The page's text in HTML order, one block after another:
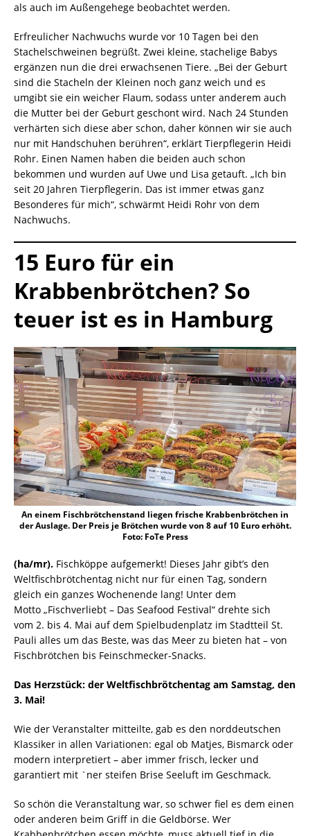
als auch im Außengehege beobachtet werden.
Erfreulicher Nachwuchs wurde vor 10 Tagen bei den
Stachelschweinen begrüßt. Zwei kleine, stachelige Babys
ergänzen nun die drei erwachsenen Tiere. „Bei der Geburt
sind die Stacheln der Kleinen noch ganz weich und es
umgibt sie ein weicher Flaum, sodass unter anderem auch
die Mutter bei der Geburt geschont wird. Nach 24 Stunden
verhärten sich diese aber schon, daher können wir sie auch
nur mit Handschuhen berühren“, erklärt Tierpflegerin Heidi
Rohr. Einen Namen haben die beiden auch schon
bekommen und wurden auf Uwe und Lisa getauft. „Ich bin
seit 20 Jahren Tierpflegerin. Das ist immer etwas ganz
Besonderes für mich“, schwärmt Heidi Rohr von dem
Nachwuchs.
15 Euro für ein
Krabbenbrötchen? So
teuer ist es in Hamburg
An einem Fischbrötchenstand liegen frische Krabbenbrötchen in
der Auslage. Der Preis je Brötchen wurde von 8 auf 10 Euro erhöht.
Foto: FoTe Press
(ha/mr). Fischköppe aufgemerkt! Dieses Jahr gibt’s den
Weltfischbrötchentag nicht nur für einen Tag, sondern
gleich ein ganzes Wochenende lang! Unter dem
Motto „Fischverliebt – Das Seafood Festival“ drehte sich
vom 2. bis 4. Mai auf dem Spielbudenplatz im Stadtteil St.
Pauli alles um das Beste, was das Meer zu bieten hat – von
Fischbrötchen bis Feinschmecker-Snacks.
Das Herzstück: der Weltfischbrötchentag am Samstag, den
3. Mai!
Wie der Veranstalter mitteilte, gab es den norddeutschen
Klassiker in allen Variationen: egal ob Matjes, Bismarck oder
modern interpretiert – aber immer frisch, lecker und
garantiert mit `ner steifen Brise Seeluft im Geschmack.
So schön die Veranstaltung war, so schwer fiel es dem einen
oder anderen beim Griff in die Geldbörse. Wer